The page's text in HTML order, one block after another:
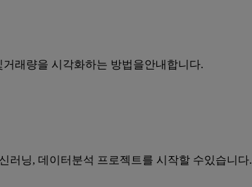
거래량을 시각화하는 방법을안내합니다.
러닝, 데이터분석 프로젝트를 시작할 수있습니다.